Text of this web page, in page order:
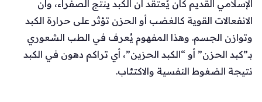
الإسلامي القديم كان يُعتقد أن الكبد ينتج الصفراء، وأن
الانفعالات القوية كالغضب أو الحزن تؤثر على حرارة الكبد
وتوازن الجسم. وهذا المفهوم يُعرف في الطب الشعوري
بـ”كبد الحزن” أو “الكبد الحزين”، أي تراكم دهون في الكبد
نتيجة الضغوط النفسية والاكتئاب.